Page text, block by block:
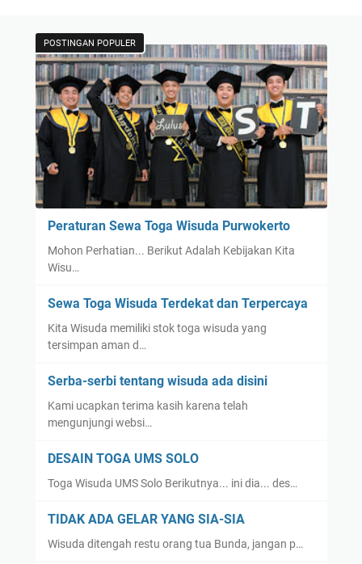
POSTINGAN POPULER
Peraturan Sewa Toga Wisuda Purwokerto
Mohon Perhatian... Berikut Adalah Kebijakan Kita
Wisu…
Sewa Toga Wisuda Terdekat dan Terpercaya
Kita Wisuda memiliki stok toga wisuda yang
tersimpan aman d…
Serba-serbi tentang wisuda ada disini
Kami ucapkan terima kasih karena telah
mengunjungi websi…
DESAIN TOGA UMS SOLO
Toga Wisuda UMS Solo Berikutnya... ini dia... des…
TIDAK ADA GELAR YANG SIA-SIA
Wisuda ditengah restu orang tua Bunda, jangan p…